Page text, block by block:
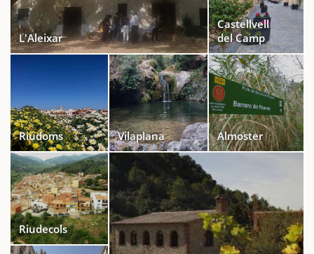
L'Aleixar
Castellvell
del Camp
Riudoms Vilaplana Almoster
Riudecols